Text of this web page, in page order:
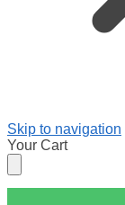
Skip to navigation
Your Cart